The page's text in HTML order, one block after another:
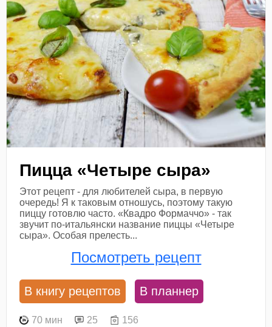
Пицца «Четыре сыра»
Этот рецепт - для любителей сыра, в первую
очередь! Я к таковым отношусь, поэтому такую
пиццу готовлю часто. «Квадро Формаччо» - так
звучит по-итальянски название пиццы «Четыре
сыра». Особая прелесть...
Посмотреть рецепт
В книгу рецептов В планнер
70 мин 25 156